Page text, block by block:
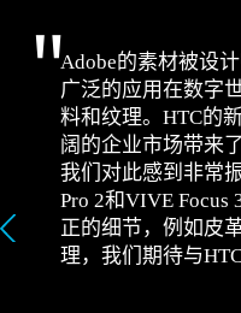
Adobe的素材被设
广泛的应用在数字
料和纹理。HTC的
阔的企业市场带来
我们对此感到非常
Pro 2和VIVE Focus
正的细节，例如皮
理，我们期待与